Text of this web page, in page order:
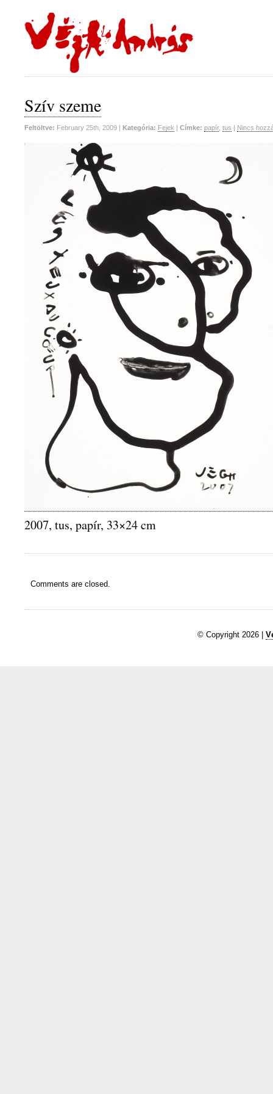
Szív szeme
Feltöltve: February 25th, 2009 | Kategória: Fejek | Címke: papír, tus | Nincs
2007, tus, papír, 33×24 cm
Comments are closed.
© Copyright 2026 |